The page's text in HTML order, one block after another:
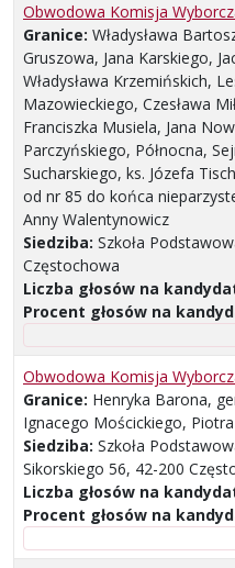
Obwodowa Komisja
Granice: Władysława
Gruszowa, Jana Karskiego,
Władysława Krzemińskich,
Mazowieckiego, Czesława
Franciszka Musiela, Jana
Parczyńskiego, Północna,
Sucharskiego, ks. Józefa
od nr 85 do końca
Anny Walentynowicz
Siedziba: Szkoła
Częstochowa
Liczba głosów na
Procent głosów na
Obwodowa Komisja
Granice: Henryka Barona,
Ignacego Mościckiego,
Siedziba: Szkoła
Sikorskiego 56, 42-200
Liczba głosów na
Procent głosów na